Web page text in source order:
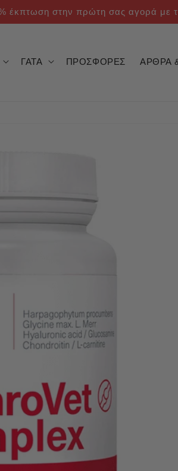
έκπτωση στην πρώτη σας αγορά με
ΓΑΤΑ ΠΡΟΣΦΟΡΕΣ ΑΡΘΡΑ